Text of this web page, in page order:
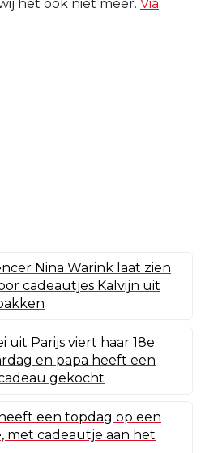
het ook niet meer. Via.
Nina Warink laat zien
cadeautjes Kalvijn uit
uit Parijs viert haar 18e
en papa heeft een
gekocht
een topdag op een
met cadeautje aan het